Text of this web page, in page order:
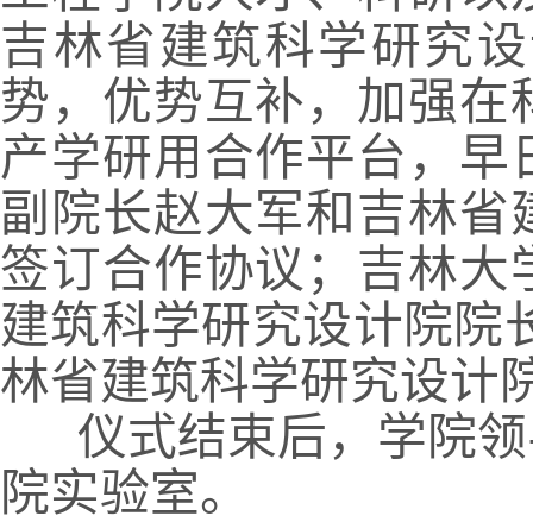
吉林省建筑科学研究
势，优势互补，加强
产学研用合作平台，
副院长赵大军和吉林
签订合作协议；吉林
建筑科学研究设计院院
林省建筑科学研究设计
仪式结束后，学院
院实验室。